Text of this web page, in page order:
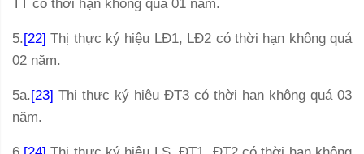
TT có thời hạn không quá 01 năm.
5.[22] Thị thực ký hiệu LĐ1, LĐ2 có thời hạn không quá
02 năm.
5a.[23] Thị thực ký hiệu ĐT3 có thời hạn không quá 03
năm.